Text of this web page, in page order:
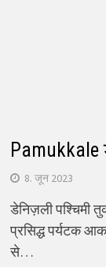
Pamukkale
8. जून 2023
डेनिज़ली पश्चिमी
प्रसिद्ध पर्यटक
से…